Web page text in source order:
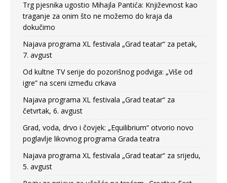
Trg pjesnika ugostio Mihajla Pantića: Književnost kao
traganje za onim što ne možemo do kraja da
dokučimo
Najava programa XL festivala „Grad teatar“ za petak,
7. avgust
Od kultne TV serije do pozorišnog podviga: „Više od
igre” na sceni između crkava
Najava programa XL festivala „Grad teatar“ za
četvrtak, 6. avgust
Grad, voda, drvo i čovjek: „Equilibrium“ otvorio novo
poglavlje likovnog programa Grada teatra
Najava programa XL festivala „Grad teatar“ za srijedu,
5. avgust